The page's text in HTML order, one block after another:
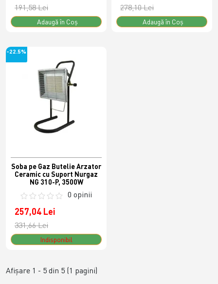
191,58 Lei
Adaugă în Coş
278,10 Lei
Adaugă în Coş
-22.5%
Soba pe Gaz Butelie Arzator
Ceramic cu Suport Nurgaz
NG 310-P, 3500W
0 opinii
257,04 Lei
331,66 Lei
Indisponibil
Afişare 1 - 5 din 5 (1 pagini)